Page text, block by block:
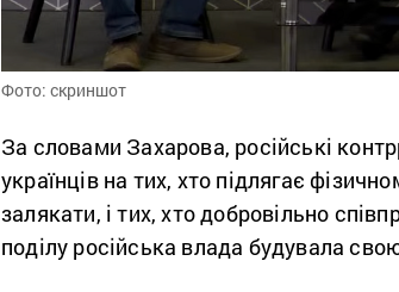
Фото: скриншот
За словами Захарова, російські
українців на тих, хто підлягає
залякати, і тих, хто добровільно
поділу російська влада будувала